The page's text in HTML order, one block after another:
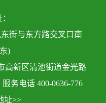
街与东方路交叉口南
)
高新区清池街道金光路
务电话 400-0636-776
址>>